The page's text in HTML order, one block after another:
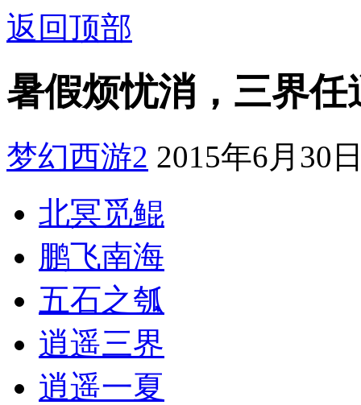
返回顶部
暑假烦忧消，三界任
梦幻西游2 2015年6月30
北冥觅鲲
鹏飞南海
五石之瓠
逍遥三界
逍遥一夏